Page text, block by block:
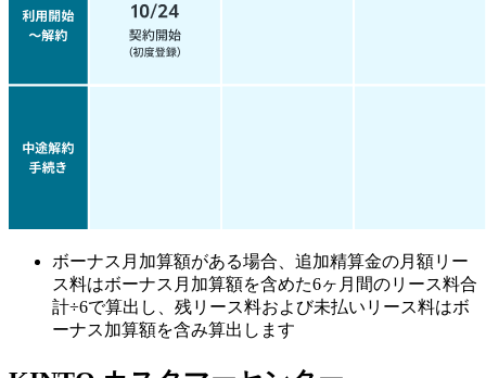
ボーナス月加算額がある場合、追加精算金の月額リー
ス料はボーナス月加算額を含めた6ヶ月間のリース料合
計÷6で算出し、残リース料および未払いリース料はボ
ーナス加算額を含み算出します